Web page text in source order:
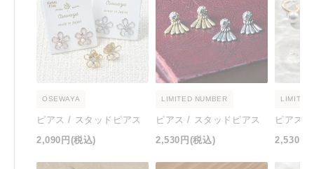
OSEWAYA
ピアス / スタッドピアス
2,090円 (税込)
LIMITED NUMBER
ピアス / スタッドピアス
2,530円 (税込)
LIMITED
ピアス /
2,530円